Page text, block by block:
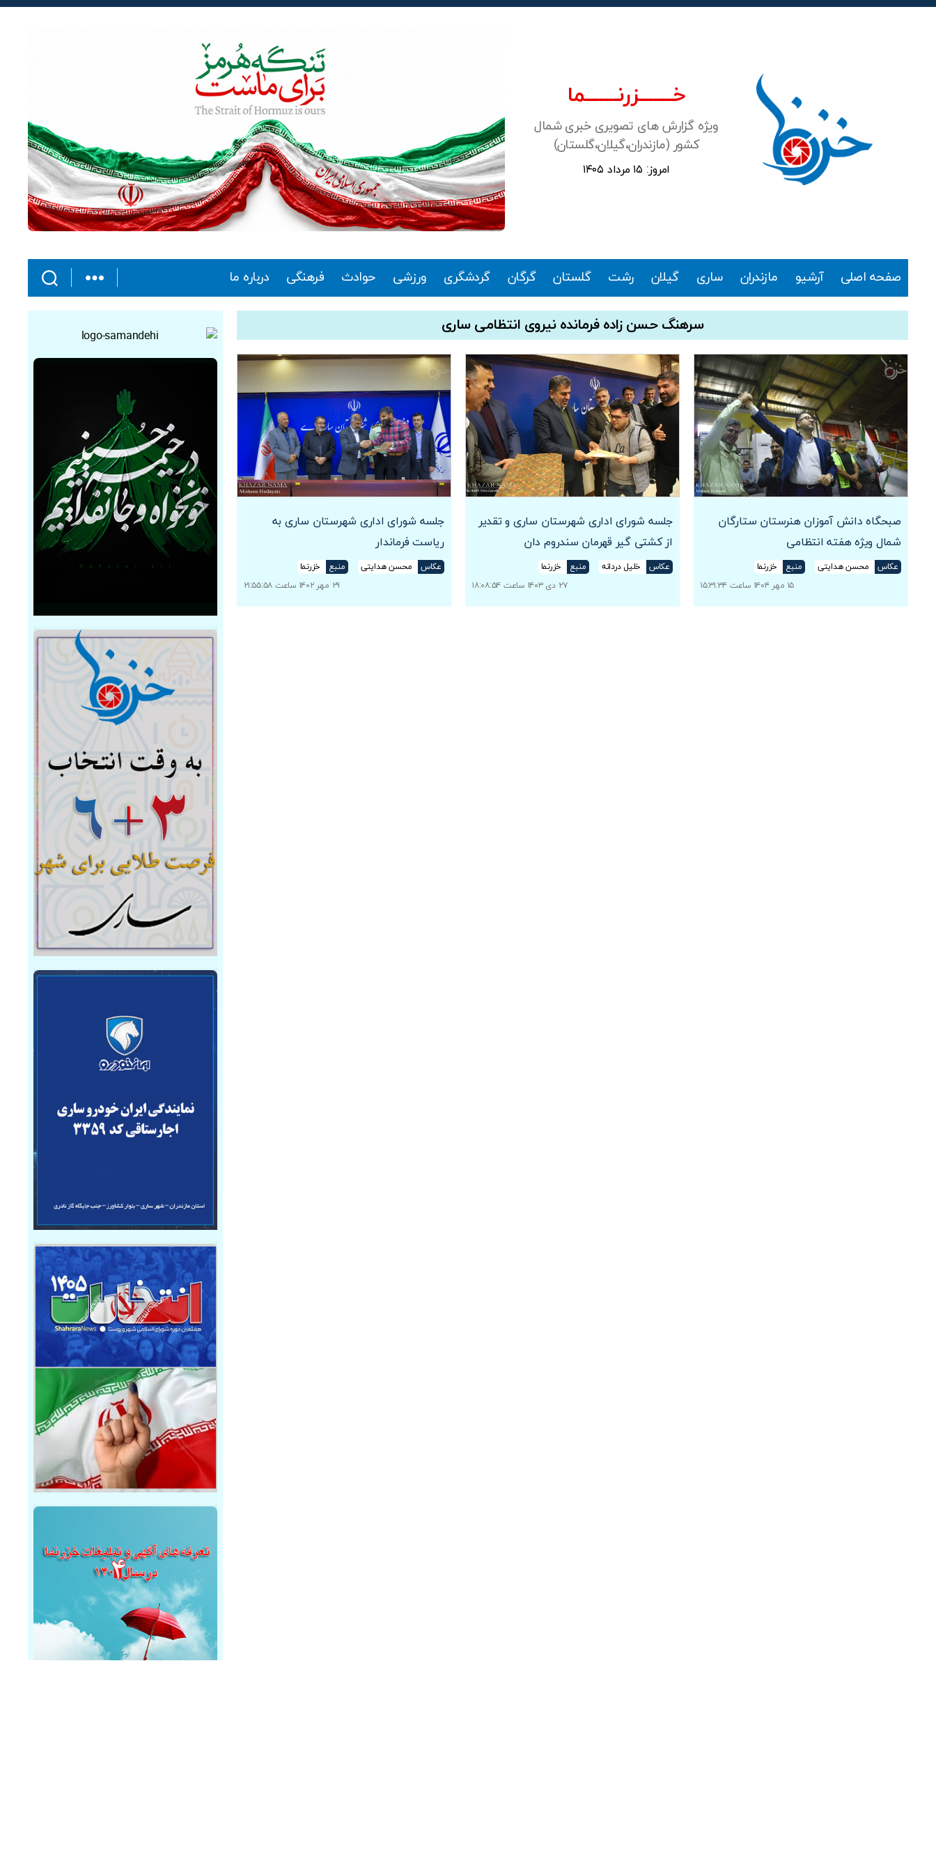
خـــــــزرنـــــــما
ویژه گزارش های تصویری خبری شمال
کشور (مازندران،گیلان،گلستان)
امروز: ۱۵ مرداد ۱۴۰۵
صفحه اصلی آرشیو مازندران ساری گیلان رشت گلستان گرگان گردشگری ورزشی حوادث فرهنگی درباره ما
سرهنگ حسن زاده فرمانده نیروی انتظامی ساری
صبحگاه دانش آموزان هنرستان ستارگان
شمال ویژه هفته انتظامی
عکاس محسن هدایتی منبع
خزرنما
۱۵ مهر ۱۴۰۴ ساعت ۱۵:۳۱:۳۴
جلسه شورای اداری شهرستان ساری و تقدیر
از کشتی گیر قهرمان سندروم دان
عکاس خلیل دردانه منبع
خزرنما
۲۷ دی ۱۴۰۳ ساعت ۱۸:۰۸:۵۴
جلسه شورای اداری شهرستان ساری به
ریاست فرماندار
عکاس محسن هدایتی منبع
خزرنما
۲۹ مهر ۱۴۰۲ ساعت ۲۱:۵۵:۵۸